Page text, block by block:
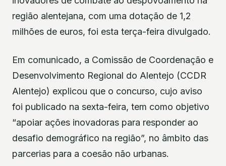
região alentejana, com uma dotação de 1,2
milhões de euros, foi esta terça-feira divulgado.
Em comunicado, a Comissão de Coordenação e
Desenvolvimento Regional do Alentejo (CCDR
Alentejo) explicou que o concurso, cujo aviso
foi publicado na sexta-feira, tem como objetivo
“apoiar ações inovadoras para responder ao
desafio demográfico na região”, no âmbito das
parcerias para a coesão não urbanas.